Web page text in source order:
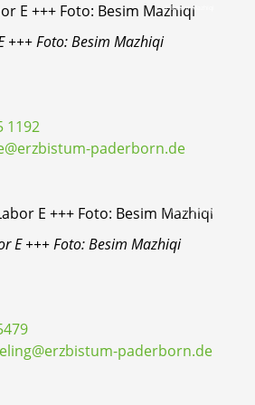
© Besim Mazhiqi
+++ Foto: Besim Mazhiqi
1192
paderborn.de
© Besim Mazhiqi
E +++ Foto: Besim Mazhiqi
paderborn.de